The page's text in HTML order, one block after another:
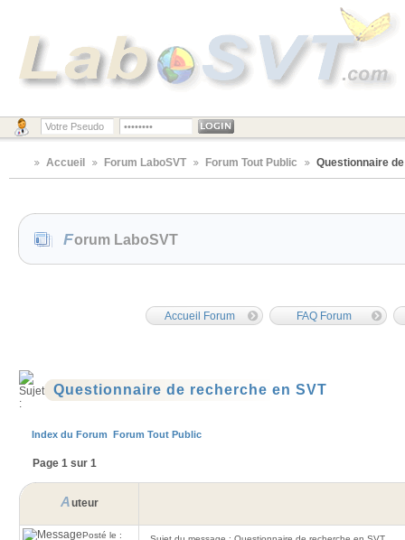
Accueil Forum LaboSVT Forum Tout Public Questionnaire
Forum LaboSVT
Accueil Forum FAQ Forum
Questionnaire de recherche en SVT
Index du Forum Forum Tout Public
Page 1 sur 1
Auteur
Posté le :